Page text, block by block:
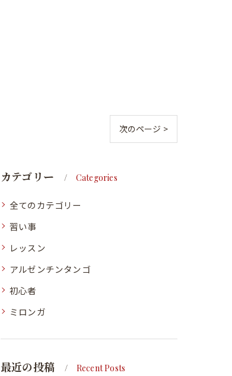
次のページ >
カテゴリー Categories
全てのカテゴリー
習い事
レッスン
アルゼンチンタンゴ
初心者
ミロンガ
最近の投稿 Recent Posts